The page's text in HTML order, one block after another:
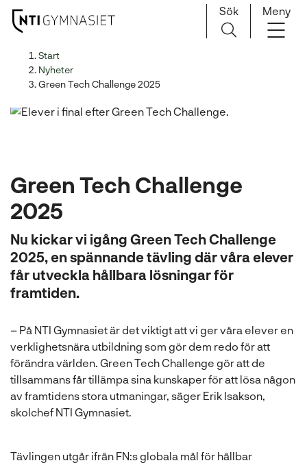
Huvudnavigation
Sök Meny
Start
Nyheter
Green Tech Challenge 2025
Green Tech Challenge
2025
Nu kickar vi igång Green Tech Challenge
2025, en spännande tävling där våra elever
får utveckla hållbara lösningar för
framtiden.
– På NTI Gymnasiet är det viktigt att vi ger våra elever en
verklighetsnära utbildning som gör dem redo för att
förändra världen. Green Tech Challenge gör att de
tillsammans får tillämpa sina kunskaper för att lösa någon
av framtidens stora utmaningar, säger Erik Isakson,
skolchef NTI Gymnasiet.
Tävlingen utgår ifrån FN:s globala mål för hållbar